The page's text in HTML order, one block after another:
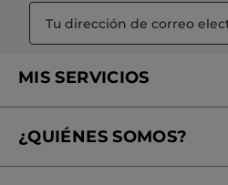
MIS SERVICIOS
Tratamientos de Belleza
¿QUIÉNES SOMOS?